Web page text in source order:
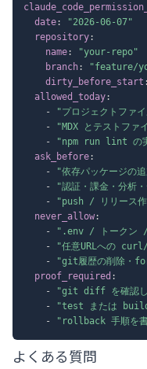
date:
"2026-06-07"
repository:
name:
"your-repo"
branch:
"feature/
dirty_before_start :
allowed_today:
-
"プロジェクトファ
-
"MDX とテストファ
-
"npm run lint の
ask_before:
-
"依存パッケージの
-
"認証・課金・分析
-
"push / リリース
never_allow:
-
".env / トークン
-
"任意URLへの
-
"git履歴の削除・
proof_required :
-
"git diff を確認
-
"test または build
-
"rollback 手順を
よくある質問